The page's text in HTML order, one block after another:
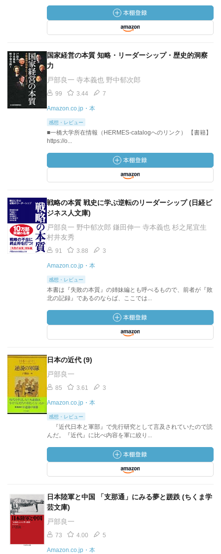
国家経営の本質 知略・リーダーシップ・歴史的洞察
力
戸部良一 寺本義也 野中郁次郎
99 3.44 7
Amazon.co.jp・本
感想・レビュー
■一橋大学所在情報（HERMES-catalogへのリンク） 【書籍】
https://o...
戦略の本質 戦史に学ぶ逆転のリーダーシップ (日経ビ
ジネス人文庫)
戸部良一 野中郁次郎 鎌田伸一 寺本義也 杉之尾宜生
村井友秀
91 3.88 3
Amazon.co.jp・本
感想・レビュー
本書は『失敗の本質』の姉妹編とも呼べるもので、前者が『敗
北の記録』であるのならば、ここでは...
日本の近代 (9)
戸部良一
85 3.61 3
Amazon.co.jp・本
感想・レビュー
『近代日本と軍部』で先行研究として言及されていたので読
んだ。『近代』に比べ内容を軍に絞り...
日本陸軍と中国 「支那通」にみる夢と蹉跌 (ちくま学
芸文庫)
戸部良一
73 4.00 5
Amazon.co.jp・本